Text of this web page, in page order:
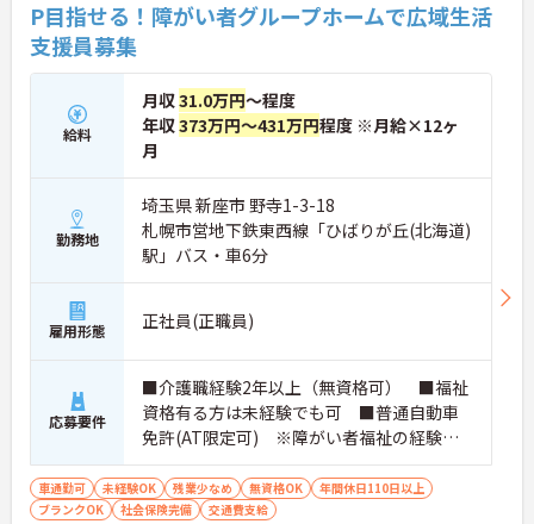
P目指せる！障がい者グループホームで広域生活
支援員募集
給料
月収31.0万円～程度
年収373万円～431万円程度 ※月給×12ヶ
月
勤務地
埼玉県 新座市 野寺1-3-18
札幌市営地下鉄東西線「ひばりが丘(北海道)
駅」バス・車6分
雇用形態 正社員(正職員)
応募要件
■介護職経験2年以上（無資格可） ■福祉
資格有る方は未経験でも可 ■普通自動車
免許(AT限定可) ※障がい者福祉の経験は
不問です。※初任者研修資格 ヘルパー2級以
上の方、実務経験2年以上の方、障がい者福
祉に関する経験をお持ちの方大歓迎
車通勤可 未経験OK 残業少なめ 無資格OK
年間休日110日以上
ブランクOK
社会保険完備 交通費支給